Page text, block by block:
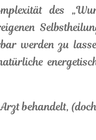
des
werden zu
behandelt,